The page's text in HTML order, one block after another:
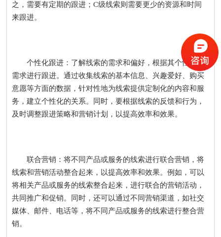
之，需要有定期的跟进；C级线索则需要更少的资源和时间
来跟进。
个性化跟进：了解线索的需求和偏好，根据其个性化的
需求进行跟进。通过收集线索的基本信息、兴趣爱好、购买
意愿等方面的数据，针对性地为线索提供定制化的内容和服
务，建立个性化的关系。同时，要根据线索的反馈和行为，
及时调整跟进策略和营销计划，以提高效率和效果。
联合营销：将不同产品或服务的线索进行联合营销，将
线索和营销活动整合起来，以提高效率和效果。例如，可以
将相关产品或服务的线索整合起来，进行联合的营销活动，
共同推广和促销。同时，还可以通过不同营销渠道，如社交
媒体、邮件、电话等，将不同产品或服务的线索进行整合营
销。